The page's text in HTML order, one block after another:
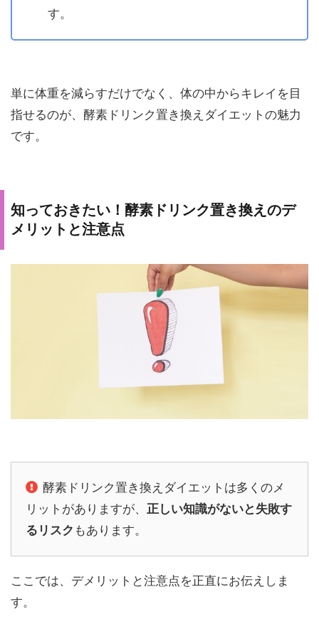
す。
単に体重を減らすだけでなく、体の中からキレイを目
指せるのが、酵素ドリンク置き換えダイエットの魅力
です。
知っておきたい！酵素ドリンク置き換えのデ
メリットと注意点
酵素ドリンク置き換えダイエットは多くのメ
リットがありますが、 正しい知識がないと失敗す
るリスク もあります。
ここでは、デメリットと注意点を正直にお伝えしま
す。